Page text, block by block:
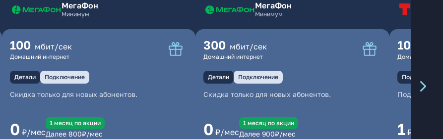
МегаФон
Минимум
100 мбит/сек
Домашний интернет
Детали Подключение
Скидка только для новых абонентов.
0 ₽/мес
1 месяц по акции
Далее 800₽/мес
МегаФон
Минимум
300 мбит/сек
Домашний интернет
Детали Подключение
Скидка только для новых абонентов.
0 ₽/мес
1 месяц по акции
Далее 900₽/мес
100
Домашний
Подключение
1 ₽/мес